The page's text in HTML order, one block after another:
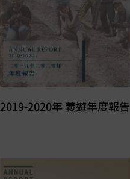
2019-2020年 義遊年度報告